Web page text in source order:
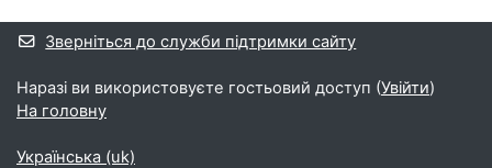
Зверніться до служби підтримки сайту
Наразі ви використовуєте гостьовий доступ (Увійти)
На головну
Українська ‎(uk)‎